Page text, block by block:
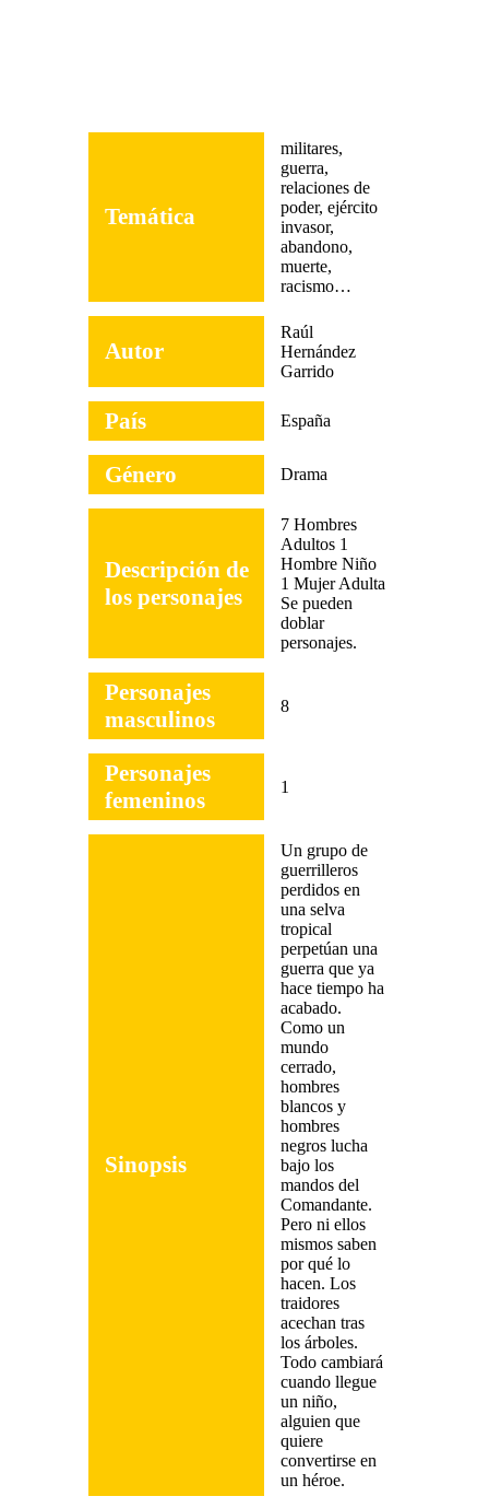
Temática
militares,
guerra,
relaciones de
poder, ejército
invasor,
abandono,
muerte,
racismo…
Autor
Raúl
Hernández
Garrido
País España
Género Drama
Descripción de
los personajes
7 Hombres
Adultos 1
Hombre Niño
1 Mujer Adulta
Se pueden
doblar
personajes.
Personajes
masculinos
8
Personajes
femeninos
1
Sinopsis
Un grupo de
guerrilleros
perdidos en
una selva
tropical
perpetúan una
guerra que ya
hace tiempo ha
acabado.
Como un
mundo
cerrado,
hombres
blancos y
hombres
negros lucha
bajo los
mandos del
Comandante.
Pero ni ellos
mismos saben
por qué lo
hacen. Los
traidores
acechan tras
los árboles.
Todo cambiará
cuando llegue
un niño,
alguien que
quiere
convertirse en
un héroe.